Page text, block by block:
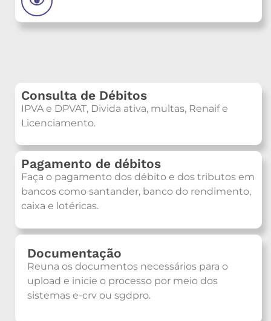
Consulta de Débitos
IPVA e DPVAT, Divida ativa, multas, Renaif e
Licenciamento.
Pagamento de débitos
Faça o pagamento dos débito e dos tributos em
bancos como santander, banco do rendimento,
caixa e lotéricas.
Documentação
Reuna os documentos necessários para o
upload e inicie o processo por meio dos
sistemas e-crv ou sgdpro.